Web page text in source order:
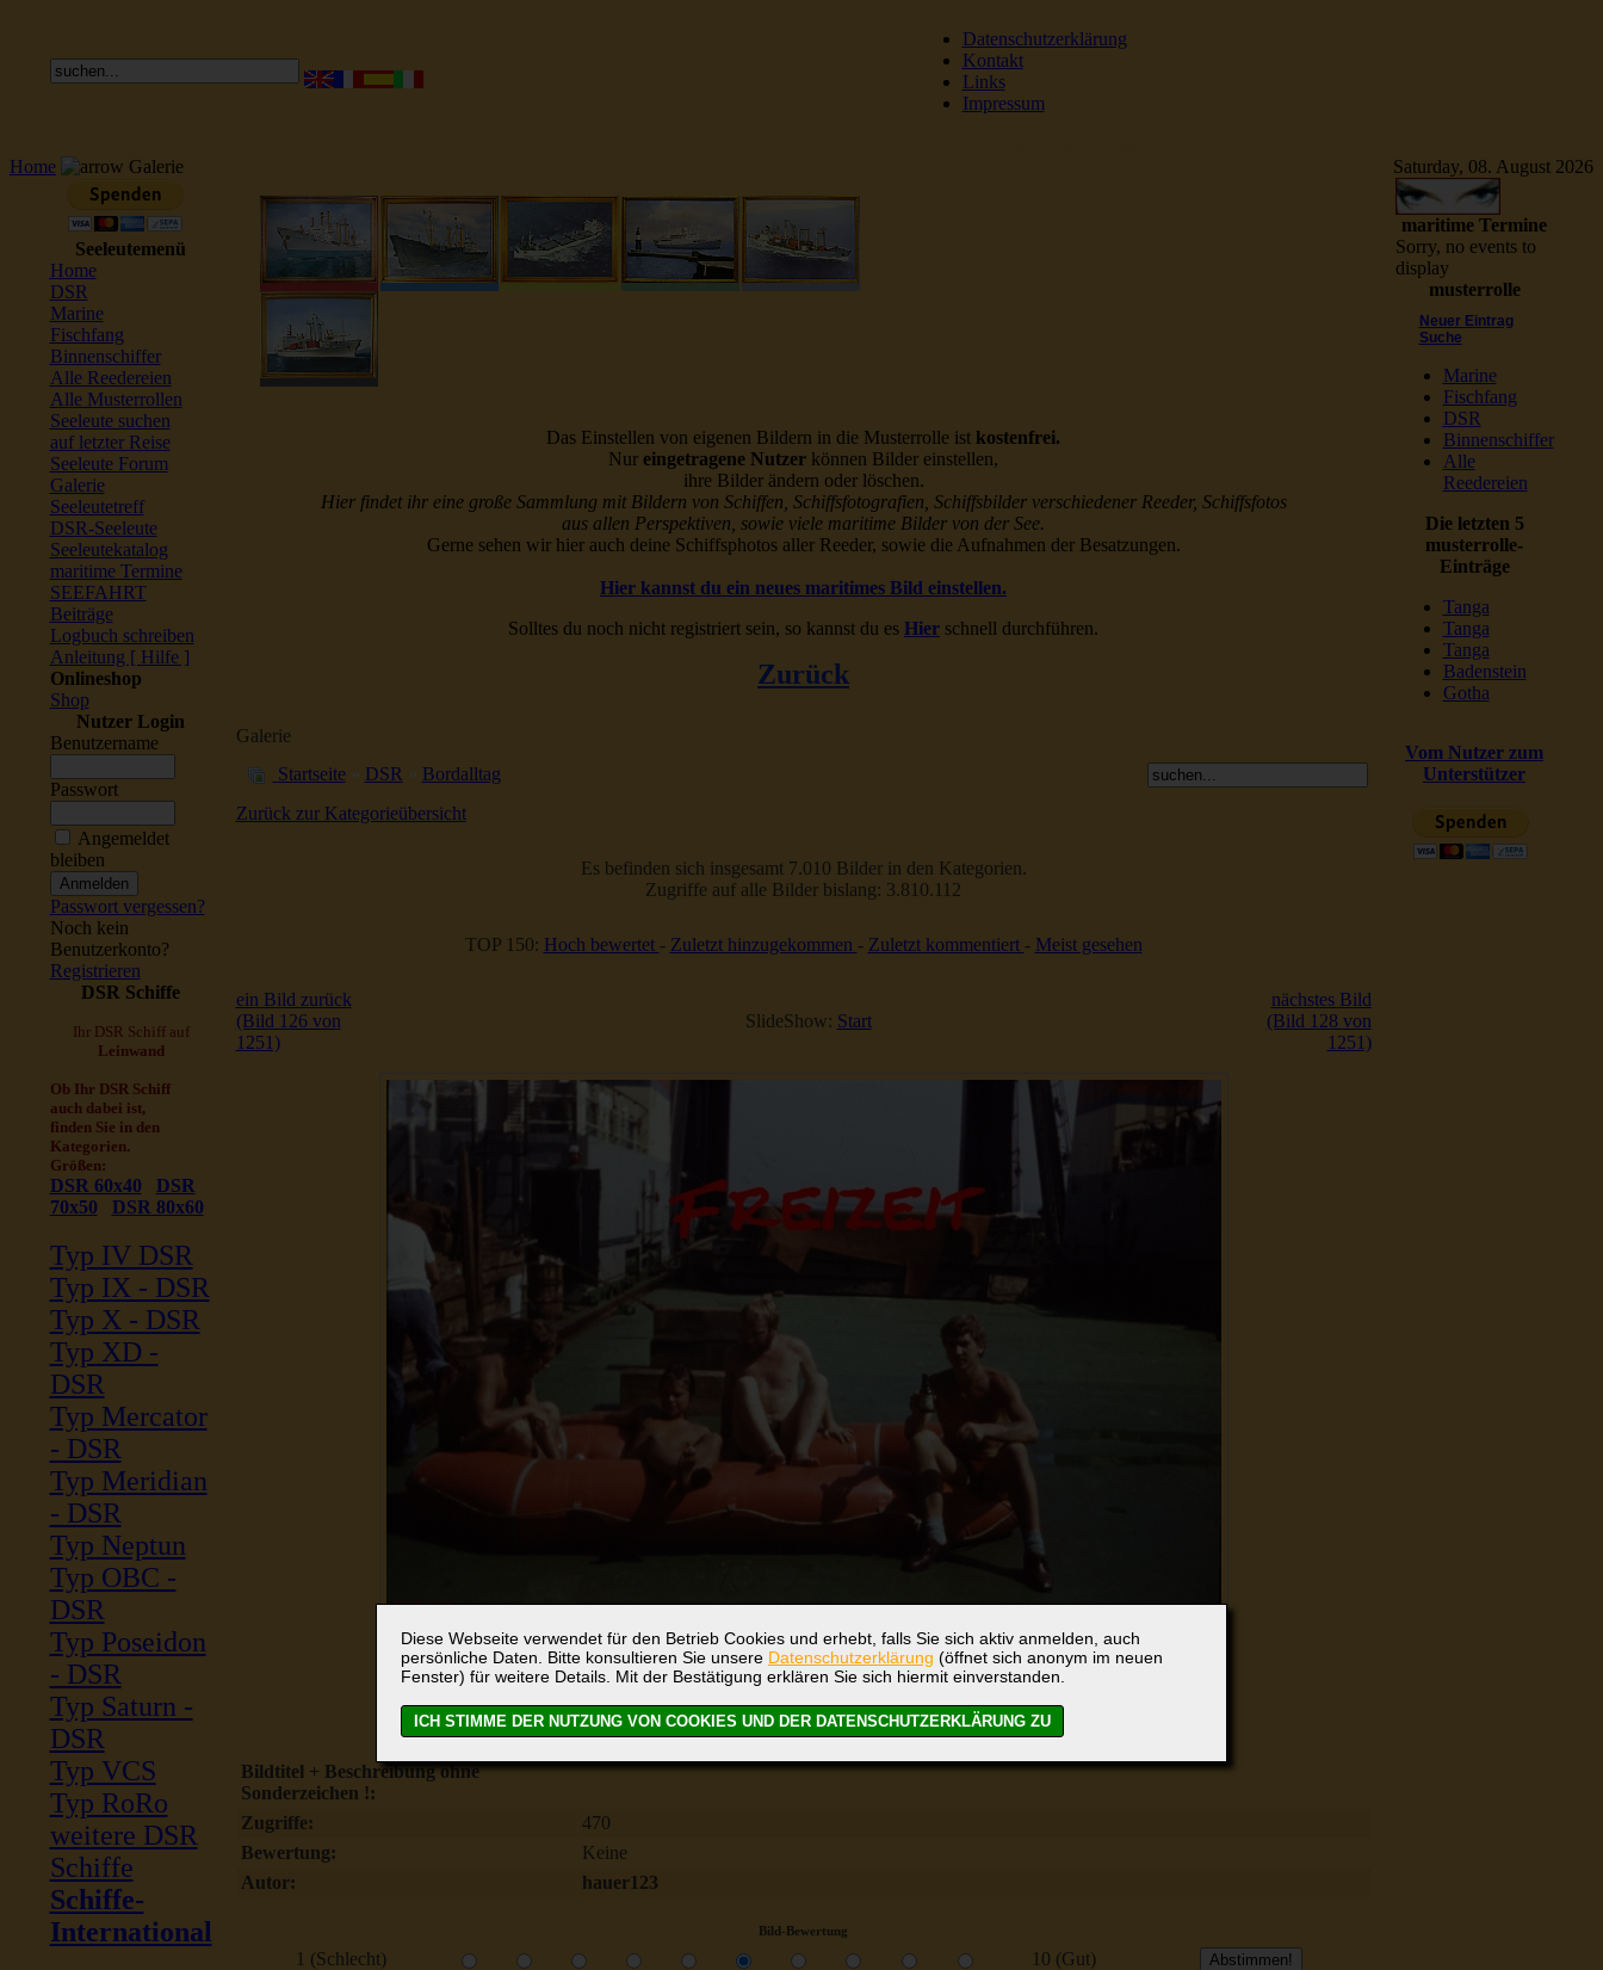
Diese Webseite verwendet für den Betrieb Cookies und erhebt, falls Sie sich aktiv anmelden, auch
persönliche Daten. Bitte konsultieren Sie unsere Datenschutzerklärung (öffnet sich anonym im neuen
Fenster) für weitere Details. Mit der Bestätigung erklären Sie sich hiermit einverstanden.
Datenschutzerklärung
Kontakt
Links
Impressum
Home Galerie Saturday, 08. August 2026
Seeleutemenü
Home
DSR
Marine
Fischfang
Binnenschiffer
Alle Reedereien
Alle Musterrollen
Seeleute suchen
auf letzter Reise
Seeleute Forum
Galerie
Seeleutetreff
DSR-Seeleute
Seeleutekatalog
maritime Termine
SEEFAHRT
Beiträge
Logbuch schreiben
Anleitung [ Hilfe ]
Onlineshop
Shop
Nutzer Login
Benutzername
Passwort
Angemeldet
bleiben
Passwort vergessen?
Noch kein
Benutzerkonto?
Registrieren
DSR Schiffe
Ihr DSR Schiff auf
Leinwand
Ob Ihr DSR Schiff
auch dabei ist,
finden Sie in den
Kategorien.
Größen:
DSR 60x40
DSR
70x50
DSR 80x60
Typ IV DSR
Typ IX - DSR
Typ X - DSR
Typ XD -
DSR
Typ Mercator
- DSR
Typ Meridian
- DSR
Typ Neptun
Typ OBC -
DSR
Typ Poseidon
- DSR
Typ Saturn -
DSR
Typ VCS
Typ RoRo
weitere DSR
Schiffe
Schiffe-
International
Das Einstellen von eigenen Bildern in die Musterrolle ist kostenfrei.
Nur eingetragene Nutzer können Bilder einstellen,
ihre Bilder ändern oder löschen.
Hier findet ihr eine große Sammlung mit Bildern von Schiffen, Schiffsfotografien, Schiffsbilder verschiedener Reeder, Schiffsfotos
aus allen Perspektiven, sowie viele maritime Bilder von der See.
Gerne sehen wir hier auch deine Schiffsphotos aller Reeder, sowie die Aufnahmen der Besatzungen.
Hier kannst du ein neues maritimes Bild einstellen.
Solltes du noch nicht registriert sein, so kannst du es Hier schnell durchführen.
Zurück
Galerie
Startseite» DSR » Bordalltag
Zurück zur Kategorieübersicht
Es befinden sich insgesamt 7.010 Bilder in den Kategorien.
Zugriffe auf alle Bilder bislang: 3.810.112
TOP 150: Hoch bewertet - Zuletzt hinzugekommen - Zuletzt kommentiert - Meist gesehen
ein Bild zurück
(Bild 126 von
1251)
SlideShow: Start
nächstes Bild
(Bild 128 von
1251)
Bildtitel + Beschreibung ohne
Sonderzeichen !:
Zugriffe:
470
Bewertung:
Keine
Autor:
hauer123
Bild-Bewertung
1 (Schlecht) 10 (Gut)
maritime Termine
Sorry, no events to
display
musterrolle
Neuer Eintrag
Suche
Marine
Fischfang
DSR
Binnenschiffer
Alle
Reedereien
Die letzten 5
musterrolle-
Einträge
Tanga
Tanga
Tanga
Badenstein
Gotha
Vom Nutzer zum
Unterstützer